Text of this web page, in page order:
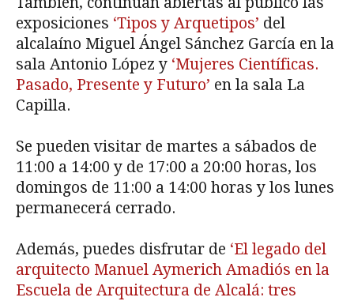
exposiciones ‘Tipos y Arquetipos’ del
alcalaíno Miguel Ángel Sánchez García en la
sala Antonio López y ‘Mujeres Científicas.
Pasado, Presente y Futuro’ en la sala La
Capilla.
Se pueden visitar de martes a sábados de
11:00 a 14:00 y de 17:00 a 20:00 horas, los
domingos de 11:00 a 14:00 horas y los lunes
permanecerá cerrado.
Además, puedes disfrutar de ‘El legado del
arquitecto Manuel Aymerich Amadiós en la
Escuela de Arquitectura de Alcalá: tres